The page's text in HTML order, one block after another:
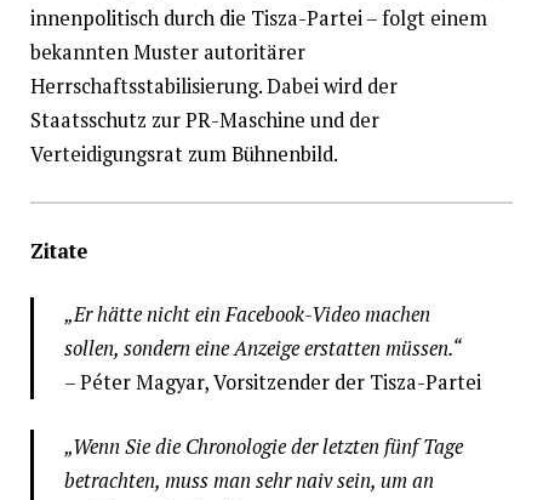
innenpolitisch durch die Tisza-Partei – folgt einem
bekannten Muster autoritärer
Herrschaftsstabilisierung. Dabei wird der
Staatsschutz zur PR-Maschine und der
Verteidigungsrat zum Bühnenbild.
Zitate
„Er hätte nicht ein Facebook-Video machen
sollen, sondern eine Anzeige erstatten müssen.“
– Péter Magyar, Vorsitzender der Tisza-Partei
„Wenn Sie die Chronologie der letzten fünf Tage
betrachten, muss man sehr naiv sein, um an